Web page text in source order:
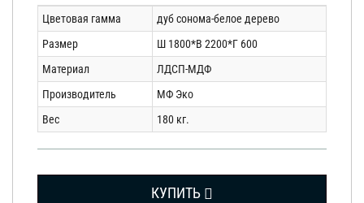
Цветовая гамма
дуб сонома-белое дерево
Размер
Ш 1800*В 2200*Г 600
Материал
ЛДСП-МДФ
Производитель
МФ Эко
Вес
180 кг.
КУПИТЬ